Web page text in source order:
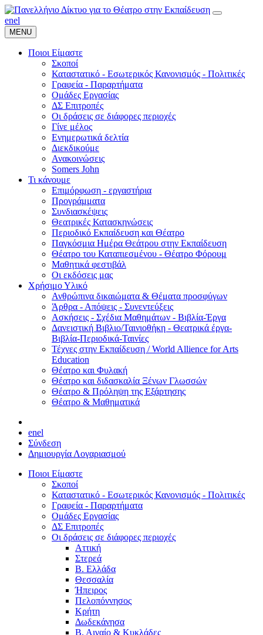
enel
MENU
Ποιοι Είμαστε
Σκοποί
Καταστατικό - Εσωτερικός Κανονισμός - Πολιτικές
Γραφεία - Παραρτήματα
Ομάδες Εργασίας
ΔΣ Επιτροπές
Οι δράσεις σε διάφορες περιοχές
Γίνε μέλος
Ενημερωτικά δελτία
Διεκδικούμε
Ανακοινώσεις
Somers John
Τι κάνουμε
Επιμόρφωση - εργαστήρια
Προγράμματα
Συνδιασκέψεις
Θεατρικές Κατασκηνώσεις
Περιοδικό Εκπαίδευση και Θέατρο
Παγκόσμια Ημέρα Θεάτρου στην Εκπαίδευση
Θέατρο του Καταπιεσμένου - Θέατρο Φόρουμ
Μαθητικά φεστιβάλ
Οι εκδόσεις μας
Χρήσιμο Υλικό
Ανθρώπινα δικαιώματα & Θέματα προσφύγων
Άρθρα - Απόψεις - Συνεντεύξεις
Ασκήσεις - Σχέδια Μαθημάτων - Βιβλία-Έργα
Δανειστική Βιβλιο/Ταινιοθήκη - Θεατρικά έργα-
Βιβλία-Περιοδικά-Ταινίες
Τέχνες στην Εκπαίδευση / World Allience for Arts
Education
Θέατρο και Φυλακή
Θέατρο και διδασκαλία Ξένων Γλωσσών
Θέατρο & Πρόληψη της Εξάρτησης
Θέατρο & Μαθηματικά
enel
Σύνδεση
Δημιουργία Λογαριασμού
Ποιοι Είμαστε
Σκοποί
Καταστατικό - Εσωτερικός Κανονισμός - Πολιτικές
Γραφεία - Παραρτήματα
Ομάδες Εργασίας
ΔΣ Επιτροπές
Οι δράσεις σε διάφορες περιοχές
Αττική
Στερεά
Β. Ελλάδα
Θεσσαλία
Ήπειρος
Πελοπόννησος
Κρήτη
Δωδεκάνησα
Β. Αιγαίο & Κυκλάδες